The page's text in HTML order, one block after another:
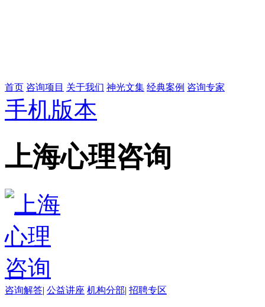
首页 咨询项目 关于我们 神光文集 经典案例 咨询专家
手机版本
上海心理咨询
咨询解答| 公益讲座 机构分部| 招聘专区